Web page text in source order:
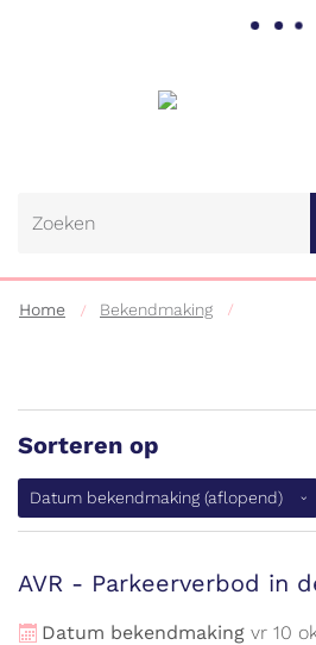
Home Bekendmaking
Sorteren op
Datum bekendmaking (aflopend)
AVR - Parkeerverbod in
Datum bekendmaking vr 10